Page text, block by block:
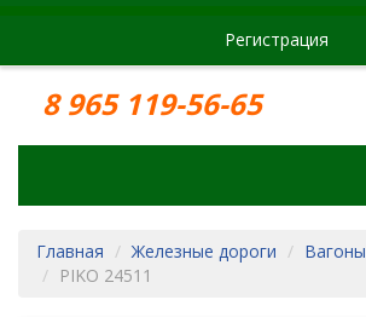
Регистрация
8 965 119-56-65
Главная
Железные дороги Вагоны
PIKO 24511